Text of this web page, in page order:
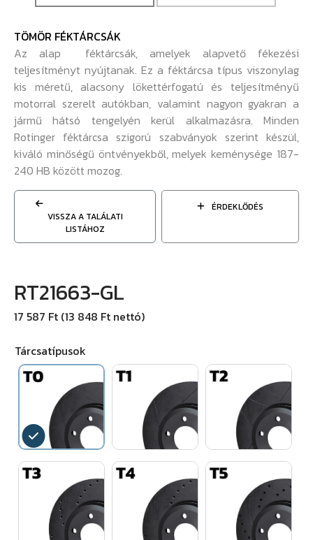
TÖMÖR FÉKTÁRCSÁK
Az alap féktárcsák, amelyek alapvető fékezési
teljesítményt nyújtanak. Ez a féktárcsa típus viszonylag
kis méretű, alacsony lökettérfogatú és teljesítményű
motorral szerelt autókban, valamint nagyon gyakran a
jármű hátsó tengelyén kerül alkalmazásra. Minden
Rotinger féktárcsa szigorú szabványok szerint készül,
kiváló minőségű öntvényekből, melyek keménysége 187-
240 HB között mozog.
VISSZA A TALÁLATI
LISTÁHOZ
ÉRDEKLŐDÉS
RT21663-GL
17 587 Ft (13 848 Ft nettó)
Tárcsatípusok